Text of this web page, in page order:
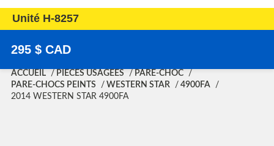
Unité H-8257
295 $ CAD
ACCUEIL PIÈCES USAGÉES
PARE-CHOC
PARE-CHOCS PEINTS
WESTERN STAR
4900FA
2014 WESTERN STAR 4900FA